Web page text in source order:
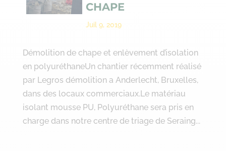
CHAPE
Juil 9, 2019
Démolition de chape et enlèvement d’isolation
en polyuréthaneUn chantier récemment réalisé
par Legros démolition a Anderlecht, Bruxelles,
dans des locaux commerciaux.Le matériau
isolant mousse PU, Polyuréthane sera pris en
charge dans notre centre de triage de Seraing...